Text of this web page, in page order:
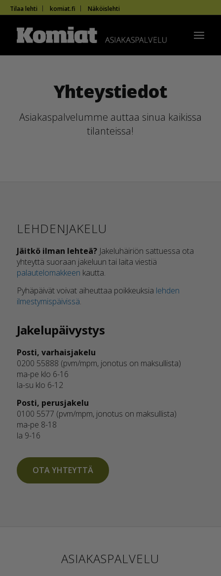
Tilaa lehti komiat.fi Näköislehti
Yhteystiedot
Asiakaspalvelumme auttaa sinua kaikissa
tilanteissa!
LEHDENJAKELU
Jäitkö ilman lehteä? Jakeluhäiriön sattuessa ota
yhteyttä suoraan jakeluun tai laita viestiä
palautelomakkeen kautta.
Pyhäpäivät voivat aiheuttaa poikkeuksia lehden
ilmestymispäivissä.
Jakelupäivystys
Posti, varhaisjakelu
0200 55888 (pvm/mpm, jonotus on maksullista)
ma-pe klo 6-16
la-su klo 6-12
Posti, perusjakelu
0100 5577 (pvm/mpm, jonotus on maksullista)
ma-pe 8-18
la 9-16
OTA YHTEYTTÄ
ASIAKASPALVELU